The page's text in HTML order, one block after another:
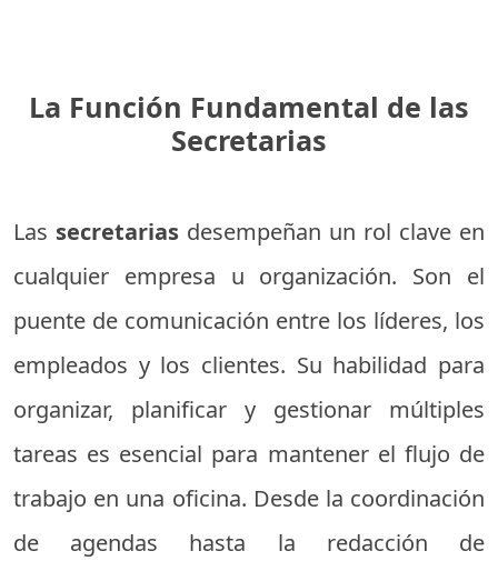
La Función Fundamental de las
Secretarias
Las secretarias desempeñan un rol clave en
cualquier empresa u organización. Son el
puente de comunicación entre los líderes, los
empleados y los clientes. Su habilidad para
organizar, planificar y gestionar múltiples
tareas es esencial para mantener el flujo de
trabajo en una oficina. Desde la coordinación
de agendas hasta la redacción de